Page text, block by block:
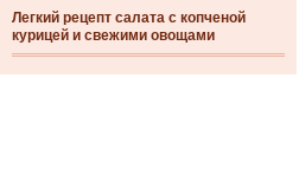
Легкий рецепт салата с копченой
курицей и свежими овощами